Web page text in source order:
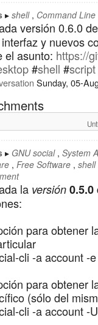
shell Command
versión 0.6.0
y nuevos
el asunto: https://
#shell #script
Sunday, 05-
GNU social System
Free Software shell
la versión 0.5.0
para obtener
cli -a account -
para obtener
(sólo del
cli -a account -